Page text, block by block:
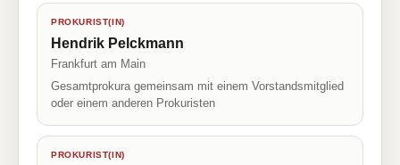
PROKURIST(IN)
Hendrik Pelckmann
Frankfurt am Main
Gesamtprokura gemeinsam mit einem Vorstandsmitglied
oder einem anderen Prokuristen
PROKURIST(IN)